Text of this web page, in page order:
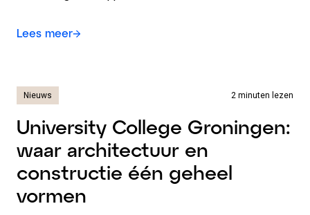
Lees meer
Nieuws 2 minuten lezen
University College Groningen:
waar architectuur en
constructie één geheel
vormen